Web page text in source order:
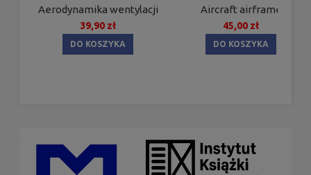
Aerodynamika wentylacji
39,90 zł
DO KOSZYKA
Aircraft airframe
45,00 zł
DO KOSZYKA